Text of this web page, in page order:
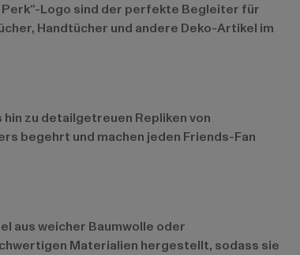
Perk“-Logo sind der perfekte Begleiter für
Handtücher und andere Deko-Artikel im
zu detailgetreuen Repliken von
begehrt und machen jeden Friends-Fan
aus weicher Baumwolle oder
Materialien hergestellt, sodass sie